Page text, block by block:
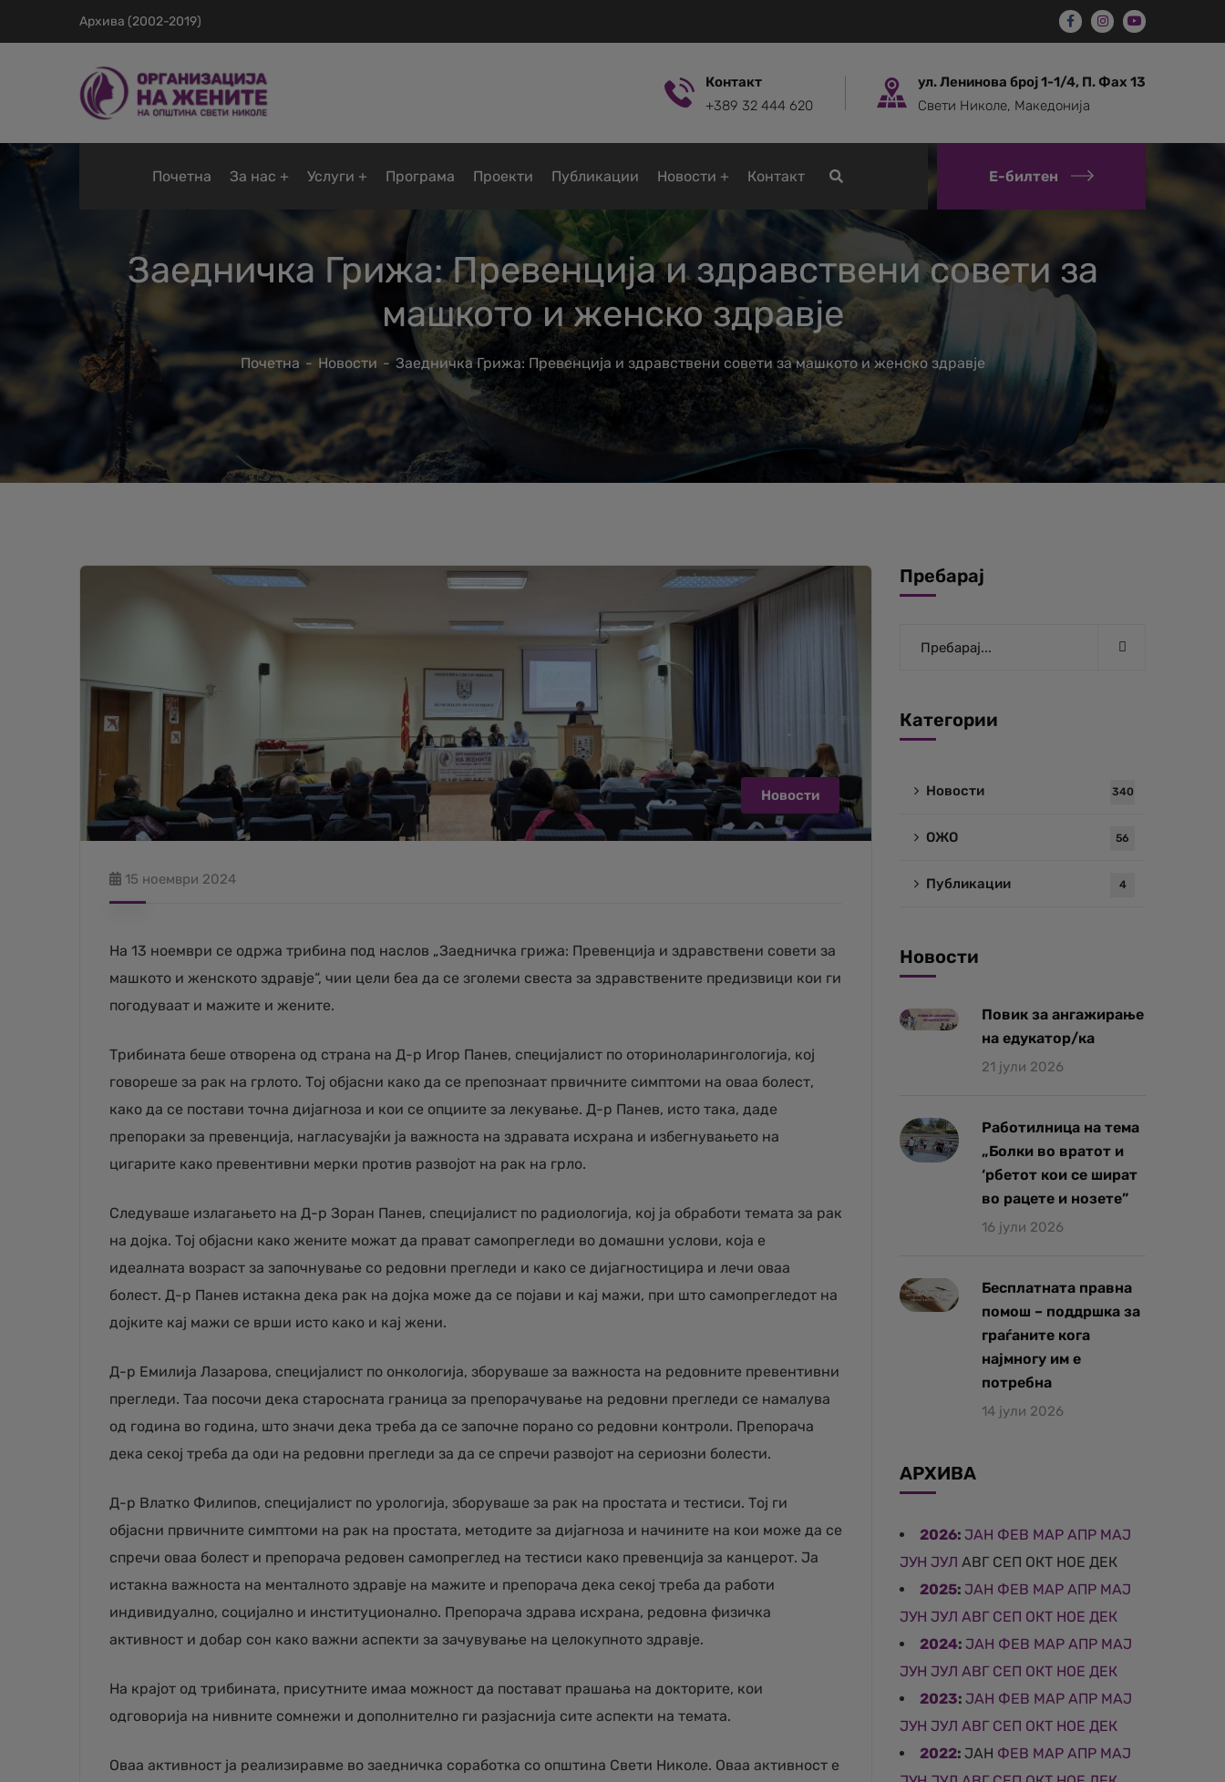
Архива (2002-2019)
Контакт
+389 32 444 620
ул. Ленинова број 1-1/4, П. Фах 13
Свети Николе, Македонија
Почетна За нас Услуги Програмa Проекти Публикации Новости Контакт Е-билтен
Заедничка Грижа: Превенција и здравствени совети за
машкото и женско здравје
Почетна Новости Заедничка Грижа: Превенција и здравствени совети за машкото и женско здравје
Новости
15 ноември 2024
На 13 ноември се одржа трибина под наслов „Заедничка грижа: Превенција и здравствени совети за
машкото и женското здравје“, чии цели беа да се зголеми свеста за здравствените предизвици кои ги
погодуваат и мажите и жените.
Трибината беше отворена од страна на Д-р Игор Панев, специјалист по оториноларингологија, кој
говореше за рак на грлото. Тој објасни како да се препознаат првичните симптоми на оваа болест,
како да се постави точна дијагноза и кои се опциите за лекување. Д-р Панев, исто така, даде
препораки за превенција, нагласувајќи ја важноста на здравата исхрана и избегнувањето на
цигарите како превентивни мерки против развојот на рак на грло.
Следуваше излагањето на Д-р Зоран Панев, специјалист по радиологија, кој ја обработи темата за рак
на дојка. Тој објасни како жените можат да прават самопрегледи во домашни услови, која е
идеалната возраст за започнување со редовни прегледи и како се дијагностицира и лечи оваа
болест. Д-р Панев истакна дека рак на дојка може да се појави и кај мажи, при што самопрегледот на
дојките кај мажи се врши исто како и кај жени.
Д-р Емилија Лазарова, специјалист по онкологија, зборуваше за важноста на редовните превентивни
прегледи. Таа посочи дека старосната граница за препорачување на редовни прегледи се намалува
од година во година, што значи дека треба да се започне порано со редовни контроли. Препорача
дека секој треба да оди на редовни прегледи за да се спречи развојот на сериозни болести.
Д-р Влатко Филипов, специјалист по урологија, зборуваше за рак на простата и тестиси. Тој ги
објасни првичните симптоми на рак на простата, методите за дијагноза и начините на кои може да се
спречи оваа болест и препорача редовен самопреглед на тестиси како превенција за канцерот. Ја
истакна важноста на менталното здравје на мажите и препорача дека секој треба да работи
индивидуално, социјално и институционално. Препорача здрава исхрана, редовна физичка
активност и добар сон како важни аспекти за зачувување на целокупното здравје.
На крајот од трибината, присутните имаа можност да постават прашања на докторите, кои
одговорија на нивните сомнежи и дополнително ги разјаснија сите аспекти на темата.
Оваа активност ја реализиравме во заедничка соработка со општина Свети Николе. Оваа активност е
Пребарај
Категории
Новости 340
ОЖО 56
Публикации 4
Новости
Повик за ангажирање
на едукатор/ка
21 јули 2026
Работилница на тема
„Болки во вратот и
‘рбетот кои се шират
во рацете и нозете”
16 јули 2026
Бесплатната правна
помош – поддршка за
граѓаните кога
најмногу им е
потребна
14 јули 2026
АРХИВА
2026: ЈАН ФЕВ МАР АПР МАЈ
ЈУН ЈУЛ АВГ СЕП ОКТ НОЕ ДЕК
2025: ЈАН ФЕВ МАР АПР МАЈ
ЈУН ЈУЛ АВГ СЕП ОКТ НОЕ ДЕК
2024: ЈАН ФЕВ МАР АПР МАЈ
ЈУН ЈУЛ АВГ СЕП ОКТ НОЕ ДЕК
2023: ЈАН ФЕВ МАР АПР МАЈ
ЈУН ЈУЛ АВГ СЕП ОКТ НОЕ ДЕК
2022: ЈАН ФЕВ МАР АПР МАЈ